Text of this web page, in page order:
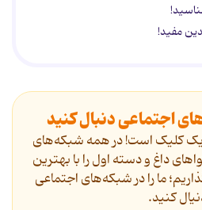
مفید!
اجتماعی دنبال کنید
یک کلیک است! در همه شبکه‌های
داغ و دسته اول را با بهترین
ما را در شبکه‌های اجتماعی
کنید.